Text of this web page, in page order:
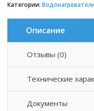
Категории:
Описание
Отзывы (0)
Технические
Документы
Описание
водоснабжения.